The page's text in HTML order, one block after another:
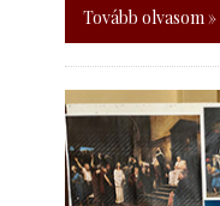
Tovább olvasom »